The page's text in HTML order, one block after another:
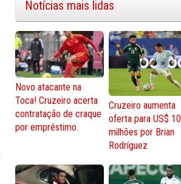
Notícias mais lidas
Novo atacante na
Toca! Cruzeiro acerta
contratação de craque
por empréstimo.
Cruzeiro aumenta
oferta para US$ 10
milhões por Brian
Rodríguez